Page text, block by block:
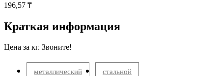
196,57 ₸
Краткая информация
Цена за кг. Звоните!
металлический стальной